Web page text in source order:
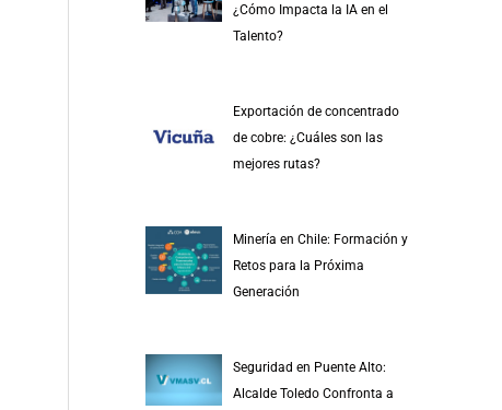
¿Cómo Impacta la IA en el
Talento?
Exportación de concentrado
de cobre: ¿Cuáles son las
mejores rutas?
Minería en Chile: Formación y
Retos para la Próxima
Generación
Seguridad en Puente Alto:
Alcalde Toledo Confronta a